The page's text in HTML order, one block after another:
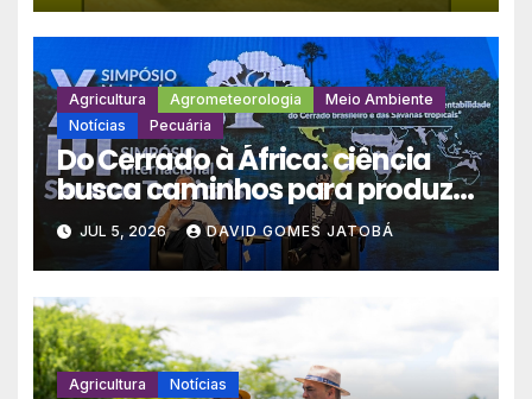
Agricultura Agrometeorologia
Meio Ambiente
Notícias
Pecuária
Do Cerrado à África: ciência
busca caminhos para produzir
mais alimentos em um clima
extremo
JUL 5, 2026 DAVID GOMES JATOBÁ
Agricultura Notícias